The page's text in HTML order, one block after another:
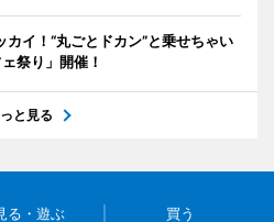
カイ！“丸ごとドカン”と乗せちゃい
祭り」開催！
と見る
る・遊ぶ 買う